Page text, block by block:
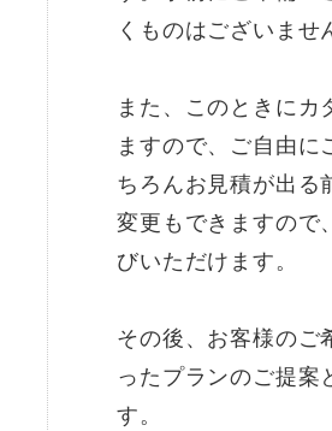
くものはございませ
また、このときにカ
ますので、ご自由に
ちろんお見積が出る
変更もできますので
びいただけます。
その後、お客様のご
ったプランのご提案
す。